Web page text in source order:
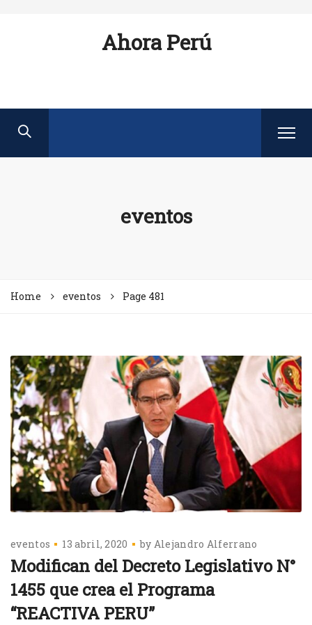
Ahora Perú
eventos
Home eventos Page 481
eventos 13 abril, 2020 by Alejandro Alferrano
Modifican del Decreto Legislativo N°
1455 que crea el Programa
“REACTIVA PERU”